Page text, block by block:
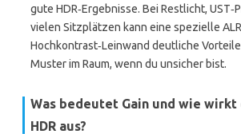
gute HDR‑Ergebnisse. Bei Restlicht,
vielen Sitzplätzen kann eine spezielle
Hochkontrast‑Leinwand deutliche
Muster im Raum, wenn du unsicher bist.
Was bedeutet Gain und wie wirkt
HDR aus?